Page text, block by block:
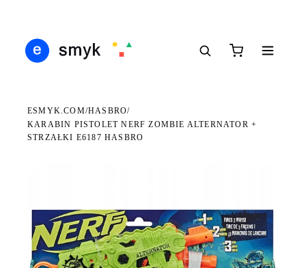
ESMYK.COM/HASBRO/
KARABIN PISTOLET NERF ZOMBIE ALTERNATOR +
STRZAŁKI E6187 HASBRO